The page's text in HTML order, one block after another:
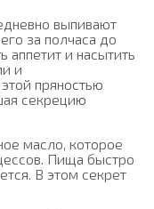
выпивают
за полчаса до
аппетит и насытить
и
пряностью
секрецию
масло, которое
Пища быстро
В этом секрет